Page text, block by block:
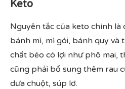
Keto
Nguyên tắc của keto chính
bánh mì, mì gói, bánh quy
chất béo có lợi như phô mai,
cũng phải bổ sung thêm rau
dưa chuột, súp lơ.